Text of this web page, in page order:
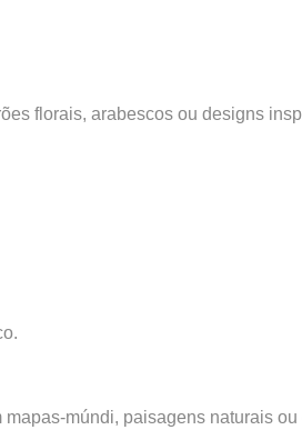
florais, arabescos ou designs
múndi, paisagens naturais